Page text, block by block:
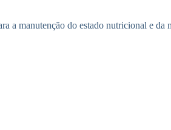
a manutenção do estado nutricional e